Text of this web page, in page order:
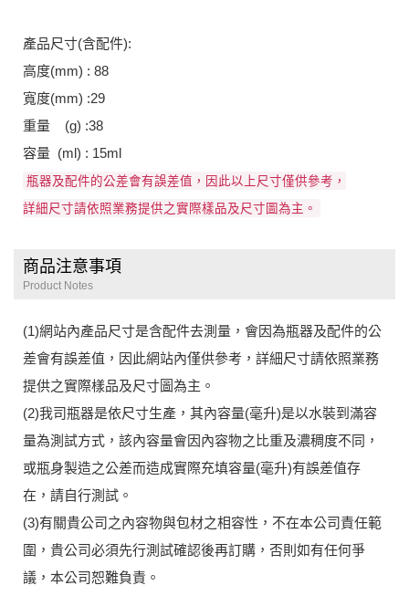
產品尺寸(含配件):
高度(mm) : 88
寬度(mm) :29
重量 (g) :38
容量 (ml) : 15ml
瓶器及配件的公差會有誤差值，因此以上尺寸僅供參考，
詳細尺寸請依照業務提供之實際樣品及尺寸圖為主。
商品注意事項
Product Notes
(1)網站內產品尺寸是含配件去測量，會因為瓶器及配件的公
差會有誤差值，因此網站內僅供參考，詳細尺寸請依照業務
提供之實際樣品及尺寸圖為主。
(2)我司瓶器是依尺寸生產，其內容量(毫升)是以水裝到滿容
量為測試方式，該內容量會因內容物之比重及濃稠度不同，
或瓶身製造之公差而造成實際充填容量(毫升)有誤差值存
在，請自行測試。
(3)有關貴公司之內容物與包材之相容性，不在本公司責任範
圍，貴公司必須先行測試確認後再訂購，否則如有任何爭
議，本公司恕難負責。